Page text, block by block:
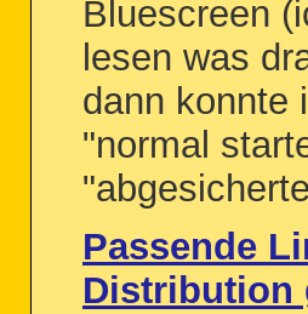
Bluescreen
lesen was
dann konnte
"normal
Passende
Distribution